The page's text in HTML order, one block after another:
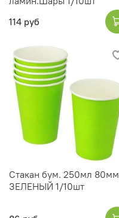
114 руб
Стакан бум. 250мл 80мм
ЗЕЛЕНЫЙ 1/10шт